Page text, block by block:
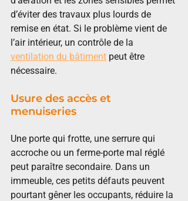
d’éviter des travaux plus lourds de
remise en état. Si le problème vient de
l’air intérieur, un contrôle de la
ventilation du bâtiment peut être
nécessaire.
Usure des accès et
menuiseries
Une porte qui frotte, une serrure qui
accroche ou un ferme-porte mal réglé
peut paraître secondaire. Dans un
immeuble, ces petits défauts peuvent
pourtant gêner les occupants, réduire la